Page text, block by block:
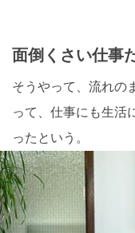
面倒くさい仕事
そうやって、流れの
って、仕事にも生活
ったという。